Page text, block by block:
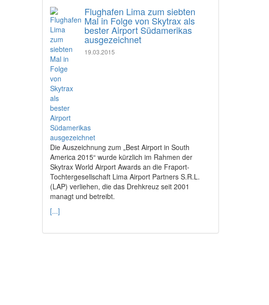
Flughafen Lima zum siebten
Mal in Folge von Skytrax als
bester Airport Südamerikas
ausgezeichnet
19.03.2015
Die Auszeichnung zum „Best Airport in South
America 2015“ wurde kürzlich im Rahmen der
Skytrax World Airport Awards an die Fraport-
Tochtergesellschaft Lima Airport Partners S.R.L.
(LAP) verliehen, die das Drehkreuz seit 2001
managt und betreibt.
[...]